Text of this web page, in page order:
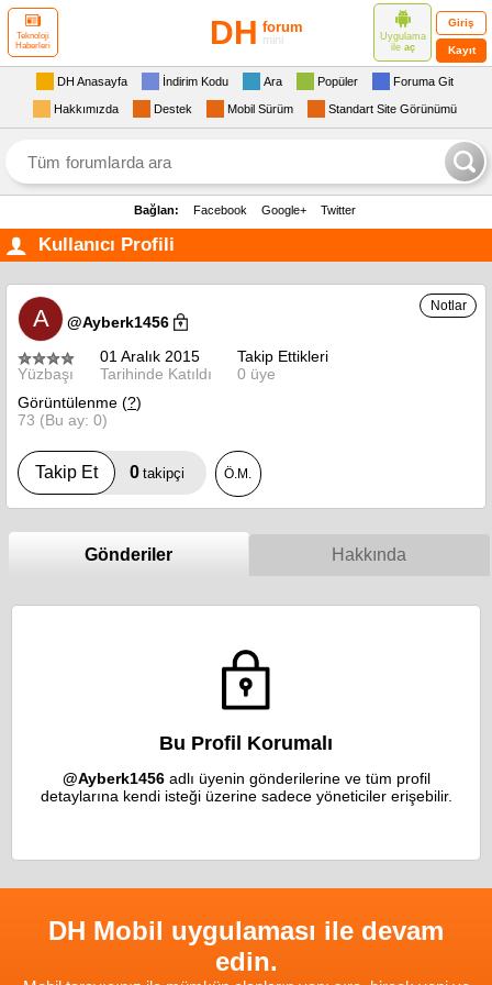
Teknoloji
Haberleri
DH forum
mini
Uygulama
ile aç
Giriş
Kayıt
DH Anasayfa İndirim Kodu Ara Popüler Foruma Git
Hakkımızda Destek Mobil Sürüm Standart Site Görünümü
Bağlan: Facebook Google+ Twitter
Kullanıcı Profili
A @Ayberk1456
Notlar
Yüzbaşı
01 Aralık 2015
Tarihinde Katıldı
Takip Ettikleri
0 üye
Görüntülenme (?)
73 (Bu ay: 0)
Takip Et 0 takipçi Ö.M.
Gönderiler Hakkında
Bu Profil Korumalı
@Ayberk1456adlı üyenin gönderilerine ve tüm profil
detaylarına kendi isteği üzerine sadece yöneticiler erişebilir.
DH Mobil uygulaması ile devam
edin.